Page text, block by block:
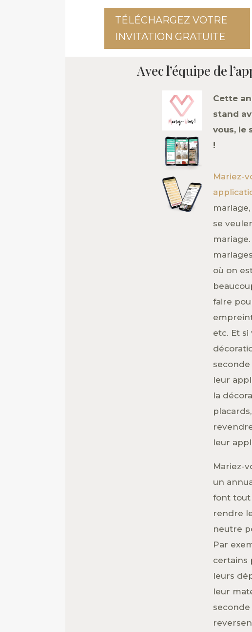
TÉLÉCHARGEZ VOTRE
INVITATION GRATUITE
Avec l’équipe de
Cette
stand
vous, le
!
Mariez-
se
où on
faire
etc. Et
leur
la
leur
Mariez-
un
font tout
rendre
neutre
Par
certains
leurs
leur
seconde